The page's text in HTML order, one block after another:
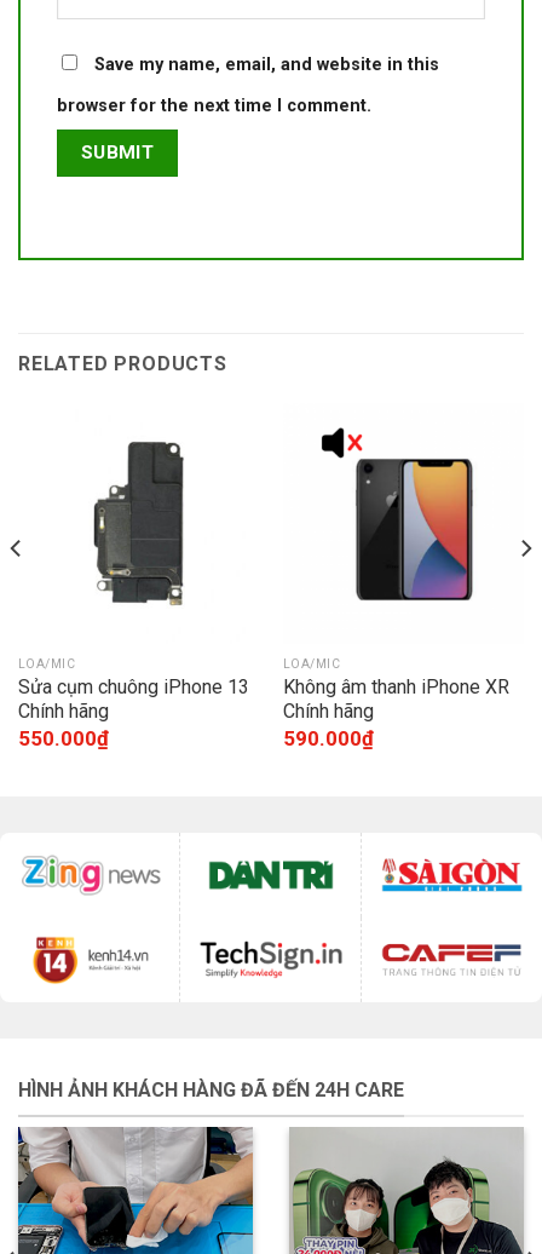
Save my name, email, and website in this
browser for the next time I comment.
RELATED PRODUCTS
LOA/MIC
Sửa cụm chuông iPhone 13
Chính hãng
550.000₫
LOA/MIC
Không âm thanh iPhone XR
Chính hãng
590.000₫
HÌNH ẢNH KHÁCH HÀNG ĐÃ ĐẾN 24H CARE